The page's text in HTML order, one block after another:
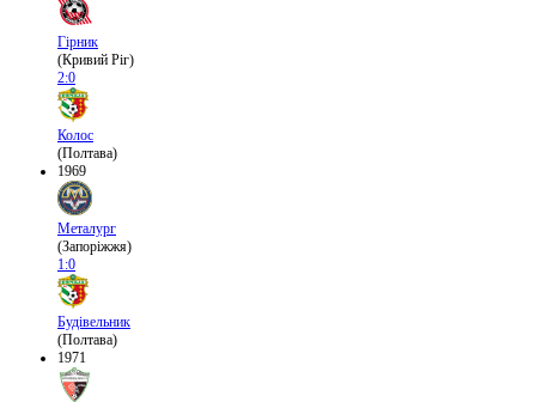
Гірник
(Кривий Ріг)
2:0
Колос
(Полтава)
1969
Металург
(Запоріжжя)
1:0
Будівельник
(Полтава)
1971